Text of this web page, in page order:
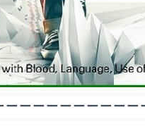
－－－－－－－－